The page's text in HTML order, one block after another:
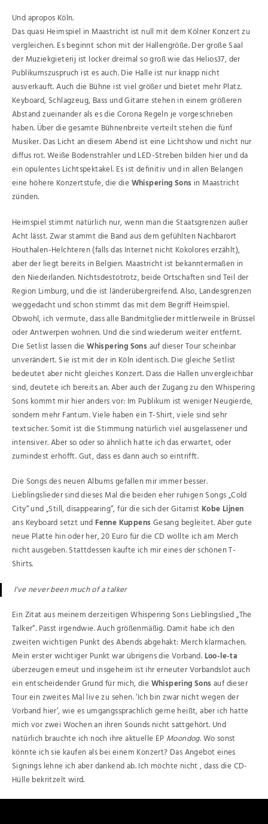
Und apropos Köln.
Das quasi Heimspiel in Maastricht ist null mit dem Kölner Konzert zu
vergleichen. Es beginnt schon mit der Hallengröße. Der große Saal
der Muziekgieterij ist locker dreimal so groß wie das Helios37, der
Publikumszuspruch ist es auch. Die Halle ist nur knapp nicht
ausverkauft. Auch die Bühne ist viel größer und bietet mehr Platz.
Keyboard, Schlagzeug, Bass und Gitarre stehen in einem größeren
Abstand zueinander als es die Corona Regeln je vorgeschrieben
haben. Über die gesamte Bühnenbreite verteilt stehen die fünf
Musiker. Das Licht an diesem Abend ist eine Lichtshow und nicht nur
diffus rot. Weiße Bodenstrahler und LED-Streben bilden hier und da
ein opulentes Lichtspektakel. Es ist definitiv und in allen Belangen
eine höhere Konzertstufe, die dieWhispering Sons in Maastricht
zünden.
Heimspiel stimmt natürlich nur, wenn man die Staatsgrenzen außer
Acht lässt. Zwar stammt die Band aus dem gefühlten Nachbarort
Houthalen-Helchteren (falls das Internet nicht Kokolores erzählt),
aber der liegt bereits in Belgien. Maastricht ist bekanntermaßen in
den Niederlanden. Nichtsdestotrotz, beide Ortschaften sind Teil der
Region Limburg, und die ist länderübergreifend. Also, Landesgrenzen
weggedacht und schon stimmt das mit dem Begriff Heimspiel.
Obwohl, ich vermute, dass alle Bandmitglieder mittlerweile in Brüssel
oder Antwerpen wohnen. Und die sind wiederum weiter entfernt.
Die Setlist lassen dieWhispering Sons auf dieser Tour scheinbar
unverändert. Sie ist mit der in Köln identisch. Die gleiche Setlist
bedeutet aber nicht gleiches Konzert. Dass die Hallen unvergleichbar
sind, deutete ich bereits an. Aber auch der Zugang zu den Whispering
Sons kommt mir hier anders vor: Im Publikum ist weniger Neugierde,
sondern mehr Fantum. Viele haben ein T-Shirt, viele sind sehr
textsicher. Somit ist die Stimmung natürlich viel ausgelassener und
intensiver. Aber so oder so ähnlich hatte ich das erwartet, oder
zumindest erhofft. Gut, dass es dann auch so eintrifft.
Die Songs des neuen Albums gefallen mir immer besser.
Lieblingslieder sind dieses Mal die beiden eher ruhigen Songs „Cold
City“ und „Still, disappearing“, für die sich der Gitarrist Kobe Lijnen
ans Keyboard setzt und Fenne Kuppens Gesang begleitet. Aber gute
neue Platte hin oder her, 20 Euro für die CD wollte ich am Merch
nicht ausgeben. Stattdessen kaufte ich mir eines der schönen T-
Shirts.
I’ve never been much of a talker
Ein Zitat aus meinem derzeitigen Whispering Sons Lieblingslied „The
Talker“. Passt irgendwie. Auch größenmäßig. Damit habe ich den
zweiten wichtigen Punkt des Abends abgehakt: Merch klarmachen.
Mein erster wichtiger Punkt war übrigens die Vorband. Loo-le-ta
überzeugen erneut und insgeheim ist ihr erneuter Vorbandslot auch
ein entscheidender Grund für mich, dieWhispering Sons auf dieser
Tour ein zweites Mal live zu sehen. ‘Ich bin zwar nicht wegen der
Vorband hier’, wie es umgangssprachlich gerne heißt, aber ich hatte
mich vor zwei Wochen an ihren Sounds nicht sattgehört. Und
natürlich brauchte ich noch ihre aktuelle EP Moondog. Wo sonst
könnte ich sie kaufen als bei einem Konzert? Das Angebot eines
Signings lehne ich aber dankend ab. Ich möchte nicht , dass die CD-
Hülle bekritzelt wird.